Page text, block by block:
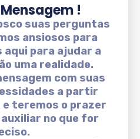
!
suas perguntas
ansiosos para
para ajudar a
uma realidade.
com suas
a partir
teremos o prazer
no que for